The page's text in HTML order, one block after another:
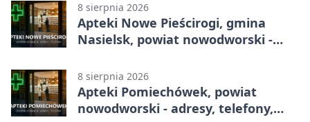
8 sierpnia 2026
Apteki Nowe Pieścirogi, gmina
Nasielsk, powiat nowodworski -
8 sierpnia 2026
Apteki Pomiechówek, powiat
nowodworski - adresy, telefony,